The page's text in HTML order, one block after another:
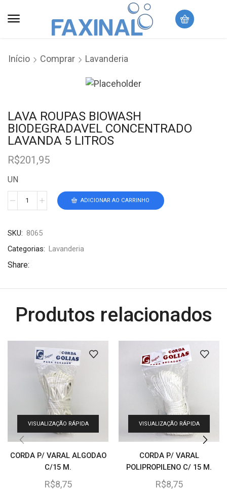
Início Comprar Lavanderia
LAVA ROUPAS BIOWASH
BIODEGRADAVEL CONCENTRADO
LAVANDA 5 LITROS
R$201,95
UN
ADICIONAR AO CARRINHO
SKU: 8065
Categorias: Lavanderia
Share:
Produtos relacionados
VISUALIZAÇÃO RÁPIDA
CORDA P/ VARAL ALGODAO
C/15 M.
R$8,75
VISUALIZAÇÃO RÁPIDA
CORDA P/ VARAL
POLIPROPILENO C/ 15 M.
R$8,75